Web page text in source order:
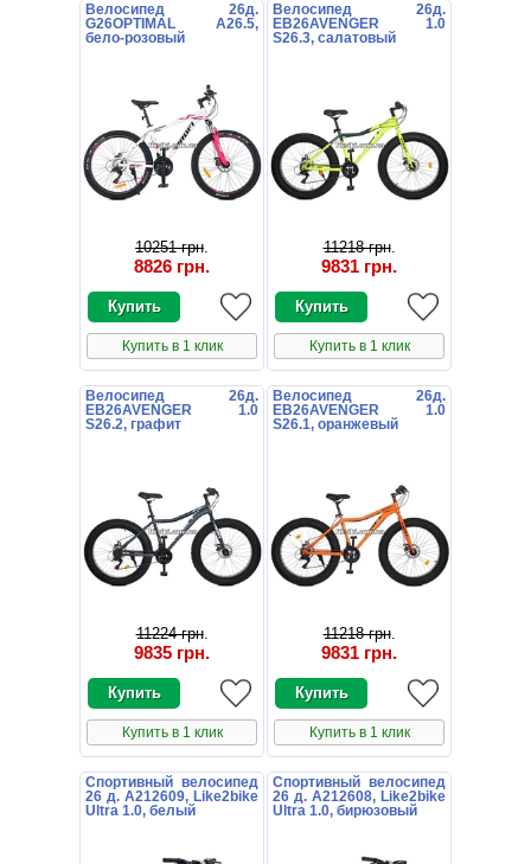
Велосипед 26д.
G26OPTIMAL A26.5,
бело-розовый
10251 грн.
8826 грн.
Купить в 1 клик
Велосипед 26д.
EB26AVENGER 1.0
S26.3, салатовый
11218 грн.
9831 грн.
Купить в 1 клик
Велосипед 26д.
EB26AVENGER 1.0
S26.2, графит
11224 грн.
9835 грн.
Купить в 1 клик
Велосипед 26д.
EB26AVENGER 1.0
S26.1, оранжевый
11218 грн.
9831 грн.
Купить в 1 клик
Спортивный велосипед
26 д. A212609, Like2bike
Ultra 1.0, белый
Спортивный велосипед
26 д. A212608, Like2bike
Ultra 1.0, бирюзовый